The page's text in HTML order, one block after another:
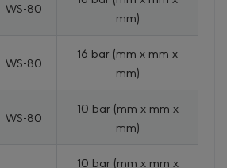
mm)
WS-80
16 bar (mm x mm x
mm)
WS-80
10 bar (mm x mm x
mm)
WS-80
10 bar (mm x mm x